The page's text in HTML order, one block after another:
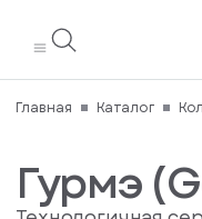
Авторизация
номер
телефона
Вам
Авторизация
номер
телефона
Мы
Регистрация
Физическое лицо
в
время.
и будет
в
и
Написать
директору
Написать
отзыв
Акции
для
товара
за ваш
Главная Каталог
Гурмэ